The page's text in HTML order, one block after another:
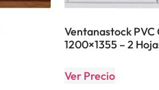
Ventanastock
1200×1355 – 2
Ver Precio